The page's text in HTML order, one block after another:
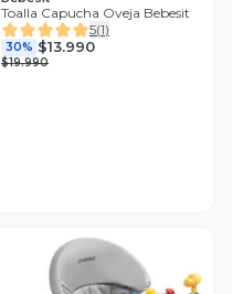
Toalla Capucha Oveja Bebesit
5(1)
30% $13.990
$19.990